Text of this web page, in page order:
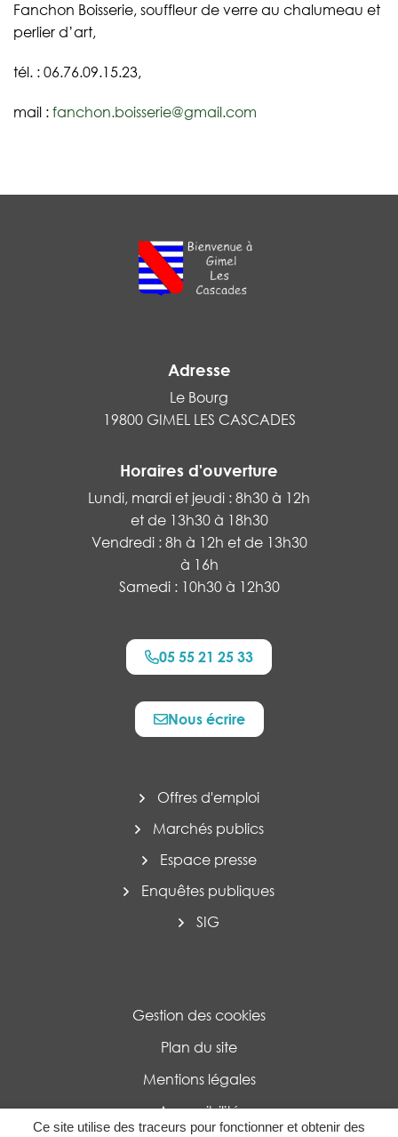
Ce site utilise des traceurs pour fonctionner et obtenir des
Fanchon Boisserie, souffleur de verre au chalumeau et
perlier d’art,
tél. : 06.76.09.15.23,
mail : fanchon.boisserie@gmail.com
Adresse
Le Bourg
19800 GIMEL LES CASCADES
Horaires d'ouverture
Lundi, mardi et jeudi : 8h30 à 12h
et de 13h30 à 18h30
Vendredi : 8h à 12h et de 13h30
à 16h
Samedi : 10h30 à 12h30
05 55 21 25 33
Nous écrire
Offres d'emploi
Marchés publics
Espace presse
Enquêtes publiques
SIG
Gestion des cookies
Plan du site
Mentions légales
Accessibilité